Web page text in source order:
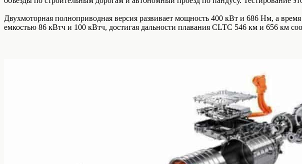
Двухмоторная полноприводная версия развивает мощность 400 кВт и 686 Нм, а
емкостью 86 кВтч и 100 кВтч, достигая дальности плавания CLTC 546 км и 656 км